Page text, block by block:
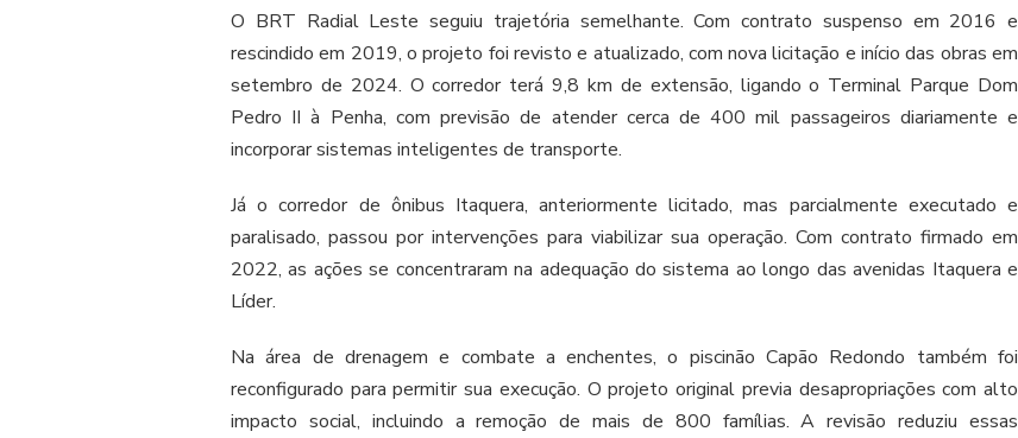
O BRT Radial Leste seguiu trajetória semelhante. Com contrato suspenso em 2016 e
rescindido em 2019, o projeto foi revisto e atualizado, com nova licitação e início das obras em
setembro de 2024. O corredor terá 9,8 km de extensão, ligando o Terminal Parque Dom
Pedro II à Penha, com previsão de atender cerca de 400 mil passageiros diariamente e
incorporar sistemas inteligentes de transporte.
Já o corredor de ônibus Itaquera, anteriormente licitado, mas parcialmente executado e
paralisado, passou por intervenções para viabilizar sua operação. Com contrato firmado em
2022, as ações se concentraram na adequação do sistema ao longo das avenidas Itaquera e
Líder.
Na área de drenagem e combate a enchentes, o piscinão Capão Redondo também foi
reconfigurado para permitir sua execução. O projeto original previa desapropriações com alto
impacto social, incluindo a remoção de mais de 800 famílias. A revisão reduziu essas